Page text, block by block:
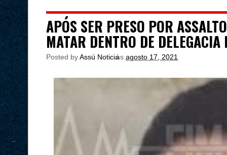
APÓS SER PRESO POR
MATAR DENTRO DE
Posted byAssú Noticia
às agosto 17, 2021